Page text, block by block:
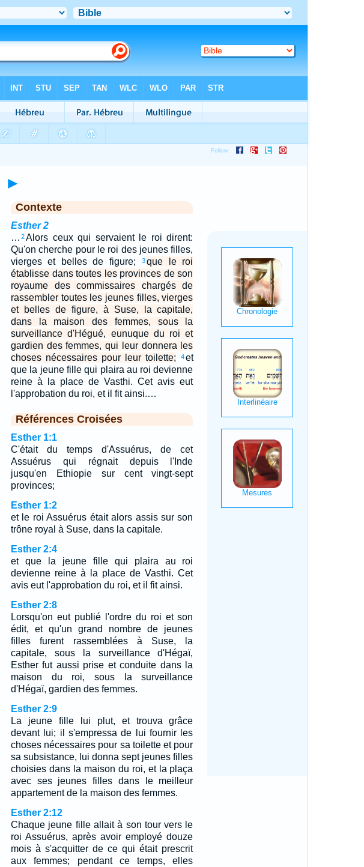
►
Contexte
Esther 2
… 2Alors ceux qui servaient le roi dirent:
Qu'on cherche pour le roi des jeunes filles,
vierges et belles de figure;
3 que le roi
établisse dans toutes les provinces de son
royaume des commissaires chargés de
rassembler toutes les jeunes filles, vierges
et belles de figure, à Suse, la capitale,
dans la maison des femmes, sous la
surveillance d'Hégué, eunuque du roi et
gardien des femmes, qui leur donnera les
choses nécessaires pour leur toilette;
4 et
que la jeune fille qui plaira au roi devienne
reine à la place de Vasthi. Cet avis eut
l'approbation du roi, et il fit ainsi.…
Références Croisées
Esther 1:1
C'était du temps d'Assuérus, de cet
Assuérus qui régnait depuis l'Inde
jusqu'en Ethiopie sur cent vingt-sept
provinces;
Esther 1:2
et le roi Assuérus était alors assis sur son
trône royal à Suse, dans la capitale.
Esther 2:4
et que la jeune fille qui plaira au roi
devienne reine à la place de Vasthi. Cet
avis eut l'approbation du roi, et il fit ainsi.
Esther 2:8
Lorsqu'on eut publié l'ordre du roi et son
édit, et qu'un grand nombre de jeunes
filles furent rassemblées à Suse, la
capitale, sous la surveillance d'Hégaï,
Esther fut aussi prise et conduite dans la
maison du roi, sous la surveillance
d'Hégaï, gardien des femmes.
Esther 2:9
La jeune fille lui plut, et trouva grâce
devant lui; il s'empressa de lui fournir les
choses nécessaires pour sa toilette et pour
sa subsistance, lui donna sept jeunes filles
choisies dans la maison du roi, et la plaça
avec ses jeunes filles dans le meilleur
appartement de la maison des femmes.
Esther 2:12
Chaque jeune fille allait à son tour vers le
roi Assuérus, après avoir employé douze
mois à s'acquitter de ce qui était prescrit
aux femmes; pendant ce temps, elles